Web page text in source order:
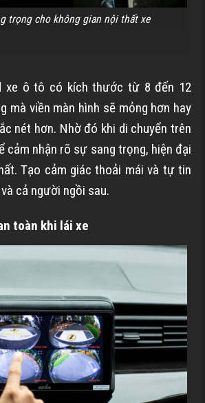
trọng cho không gian nội thất xe
xe ô tô có kích thước từ 8 đến 12
mà viền màn hình sẽ mỏng hơn hay
nét hơn. Nhờ đó khi di chuyển trên
cảm nhận rõ sự sang trọng, hiện đại
Tạo cảm giác thoải mái và tự tin
cả người ngồi sau.
toàn khi lái xe